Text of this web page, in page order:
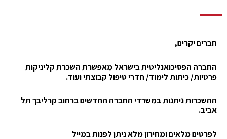
חברים יקרים,
החברה הפסיכואנליטית בישראל מאפשרתהשכרתקליניקות
פרטיות/ כיתות לימוד/ חדרי טיפול קבוצתי ועוד.
ההשכרותניתנות במשרדי החברה החדשים ברחוב קרליבך תל
אביב.
לפרטים מלאים ומחירון מלא ניתן לפנות במייל